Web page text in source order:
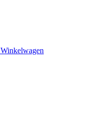
Winkelwagen